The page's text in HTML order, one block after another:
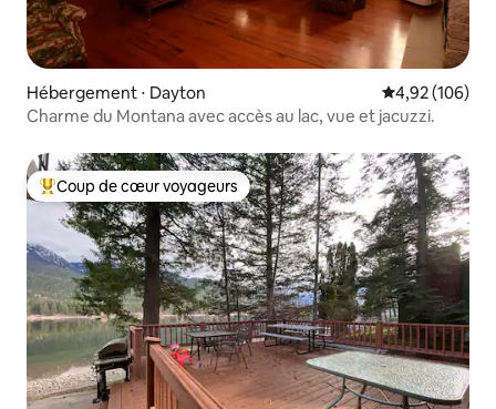
Hébergement ⋅ Dayton Évaluation
4,92 (106)
Charme du Montana avec accès au lac, vue et jacuzzi.
Coups de cœur voyageurs les plus appréciés
Coup de cœur voyageurs